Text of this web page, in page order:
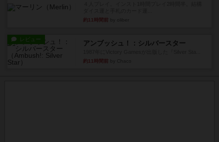
約11時間前
レビュー アンブッシュ！：シルバースター
約11時間前